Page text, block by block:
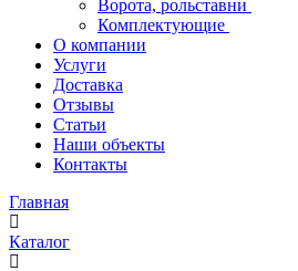
Ворота, рольставни
Комплектующие
О компании
Услуги
Доставка
Отзывы
Статьи
Наши объекты
Контакты
Главная
Каталог